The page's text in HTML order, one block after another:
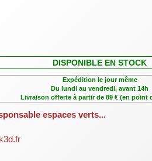
DISPONIBLE EN STOCK
Expédition le jour même
Du lundi au vendredi, avant 14h
Livraison offerte à partir de 89 € (en point
espaces verts...